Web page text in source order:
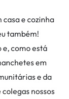
e cozinha
também!
e, como está
em
e da
nossos